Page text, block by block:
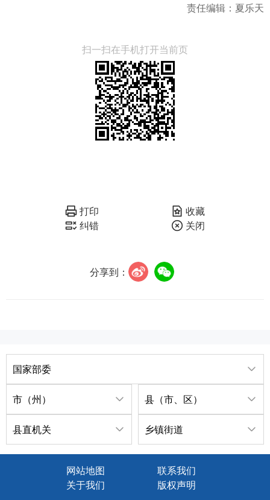
责任编辑：夏乐天
扫一扫在手机打开当前页
打印
收藏
纠错
关闭
分享到：
国家部委
市（州） 县（市、区）
县直机关 乡镇街道
网站地图
联系我们
关于我们
版权声明